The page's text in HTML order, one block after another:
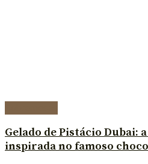
Gelado de Pistácio
inspirada no famoso